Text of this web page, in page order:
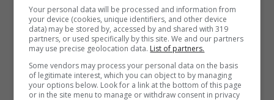
condizione di bellezza e benessere.
Your personal data will be processed and information from
your device (cookies, unique identifiers, and other device
data) may be stored by, accessed by and shared with 319
partners, or used specifically by this site. We and our partners
may use precise geolocation data. List of partners.
Some vendors may process your personal data on the basis
of legitimate interest, which you can object to by managing
your options below. Look for a link at the bottom of this page
or in the site menu to manage or withdraw consent in privacy